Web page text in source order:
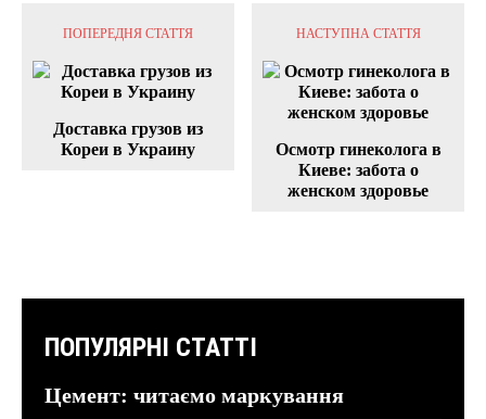
ПОПЕРЕДНЯ СТАТТЯ
Доставка грузов из
Кореи в Украину
НАСТУПНА СТАТТЯ
Осмотр гинеколога в
Киеве: забота о
женском здоровье
ПОПУЛЯРНІ СТАТТІ
Цемент: читаємо маркування